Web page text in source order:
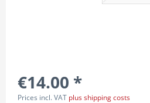
€14.00 *
Prices incl. VAT plus shipping costs